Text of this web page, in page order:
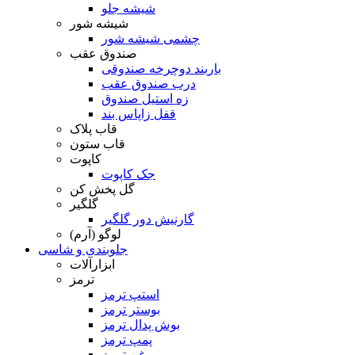
شیشه جلو
شیشه شور
چشمی شیشه شور
صندوق عقب
باربند دوچرخه صندوقی
درب صندوق عقب
زه استیل صندوق
قفل زاپاس بند
قاب پلاک
قاب ستون
کاپوت
جک کاپوت
گل پخش کن
گلگیر
گارنیش دور گلگیر
لوگو (آرم)
جلوبندی و شاسی
ابزارآلات
ترمز
استپ ترمز
بوستر ترمز
بوش پدال ترمز
پمپ ترمز